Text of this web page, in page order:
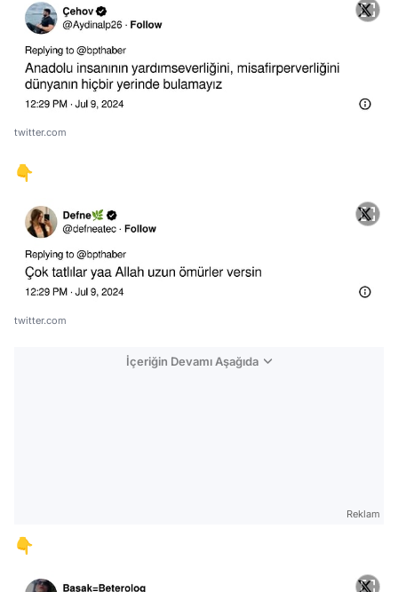
twitter.com
👇
twitter.com
İçeriğin Devamı Aşağıda
Reklam
👇